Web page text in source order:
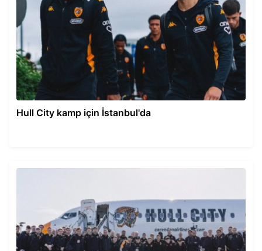
Hull City kamp için İstanbul'da